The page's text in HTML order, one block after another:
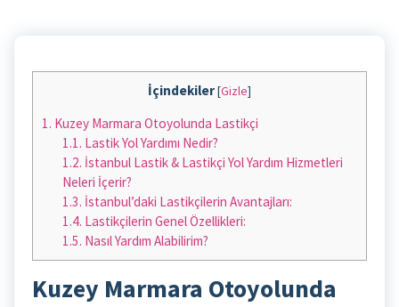
İçindekiler[Gizle]
1. Kuzey Marmara Otoyolunda Lastikçi
1.1. Lastik Yol Yardımı Nedir?
1.2. İstanbul Lastik & Lastikçi Yol Yardım Hizmetleri
Neleri İçerir?
1.3. İstanbul’daki Lastikçilerin Avantajları:
1.4. Lastikçilerin Genel Özellikleri:
1.5. Nasıl Yardım Alabilirim?
Kuzey Marmara Otoyolunda